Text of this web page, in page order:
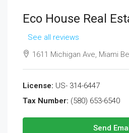
Eco House Real
See all reviews
1611 Michigan Ave, Miami
License: US- 314-6447
Tax Number: (580) 653-6540
Send